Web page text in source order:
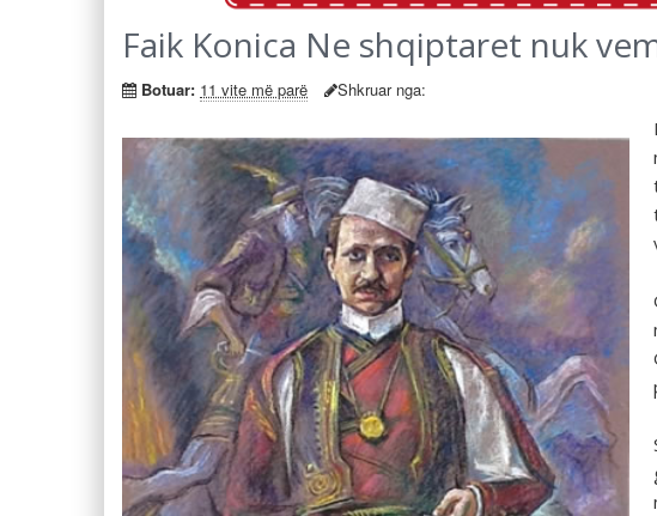
Faik Konica Ne shqiptaret nuk
Botuar: 11 vite më parë Shkruar nga: